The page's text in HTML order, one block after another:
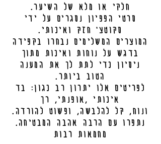
חלקי או מלא של השיער.
סרטי הפפיון נסגרים על ידי
סקוטצ' חזק ואיכותי.
המוצרים המשלימים נבחרו בקפידה
בדגש על נוחות ואיכות מתוך
ניסיון כדי לתת לך את המענה
הטוב ביותר.
לפריטים אלו יתרון רב כגון: בד
איכותי ,אופנתי, רך
.ונוח, קל להלבשה, ופשוט להורדה
.נתפרו עם הרבה אהבה המבטיחה
מחמאות רבות